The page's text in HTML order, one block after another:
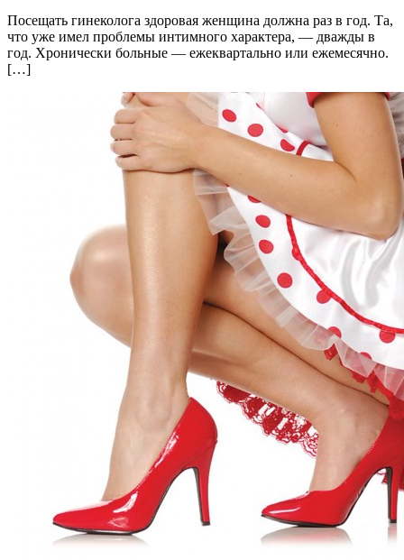
Посещать гинеколога здоровая женщина должна раз в год. Та,
что уже имел проблемы интимного характера, — дважды в
год. Хронически больные — ежеквартально или ежемесячно.
[…]